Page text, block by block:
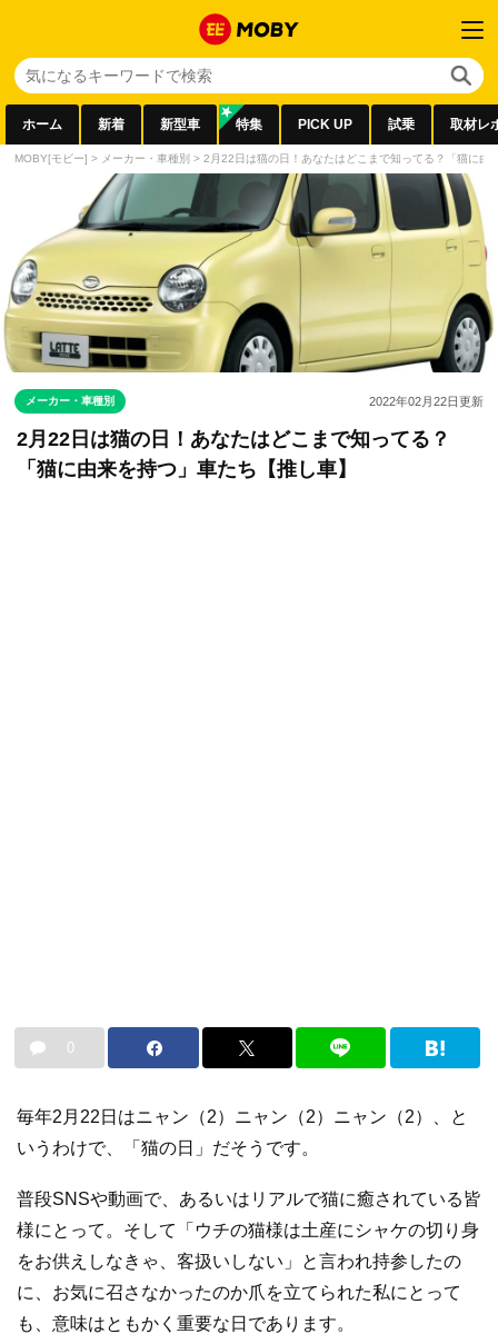
ホーム 新着 新型車 特集 PICK UP 試乗 取材レ
MOBY[モビー] > メーカー・車種別 > 2月22日は猫の日！あなたはどこまで知ってる？「猫に由
メーカー・車種別 2022年02月22日更新
2月22日は猫の日！あなたはどこまで知ってる？
「猫に由来を持つ」車たち【推し車】
0
毎年2月22日はニャン（2）ニャン（2）ニャン（2）、と
いうわけで、「猫の日」だそうです。
普段SNSや動画で、あるいはリアルで猫に癒されている皆
様にとって。そして「ウチの猫様は土産にシャケの切り身
をお供えしなきゃ、客扱いしない」と言われ持参したの
に、お気に召さなかったのか爪を立てられた私にとって
も、意味はともかく重要な日であります。